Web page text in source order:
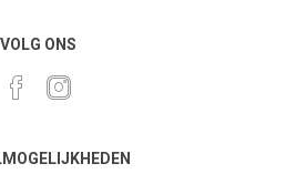
VOLG ONS